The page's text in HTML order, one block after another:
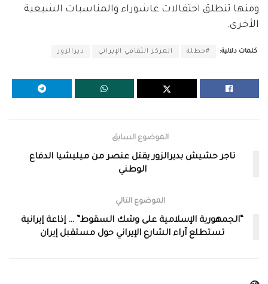
ومنها تنطلق احتفالات عاشوراء والمناسبات الشيعية
الأخرى.
كلمات دلالية: #حطلة المركز الثقافي الإيراني ديرالزور
الموضوع السابق
تاجر حشيش بديرالزور يقتل عنصر من ميليشيا الدفاع
الوطني
الموضوع التالي
“الجمهورية الإسلامية على وشك السقوط” … إذاعة إيرانية
تستطلع آراء الشارع الإيراني حول مستقبل إيران